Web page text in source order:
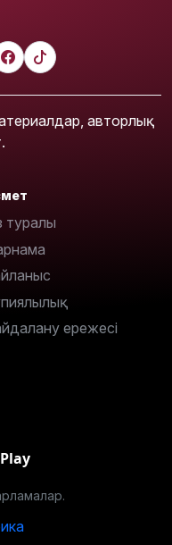
авторлық
туралы
ережесі